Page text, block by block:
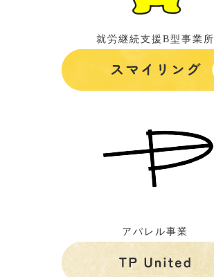
就労継続支援B型事業所
アパレル事業